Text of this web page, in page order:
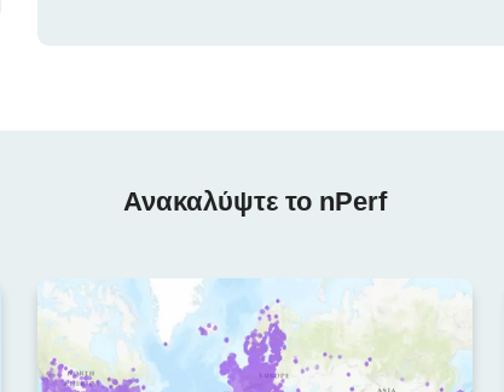
Ανακαλύψτε το nPerf